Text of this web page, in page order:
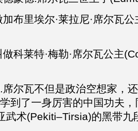
布里埃尔·莱拉尼·席尔瓦公
科莱特·梅勒·席尔瓦公主
.席尔瓦不但是政治空想家，
到了一身厉害的中国功夫
武术(Pekiti–Tirsia)的黑带九